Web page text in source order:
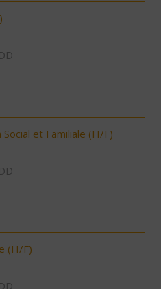
et Familiale (H/F)
(H/F)